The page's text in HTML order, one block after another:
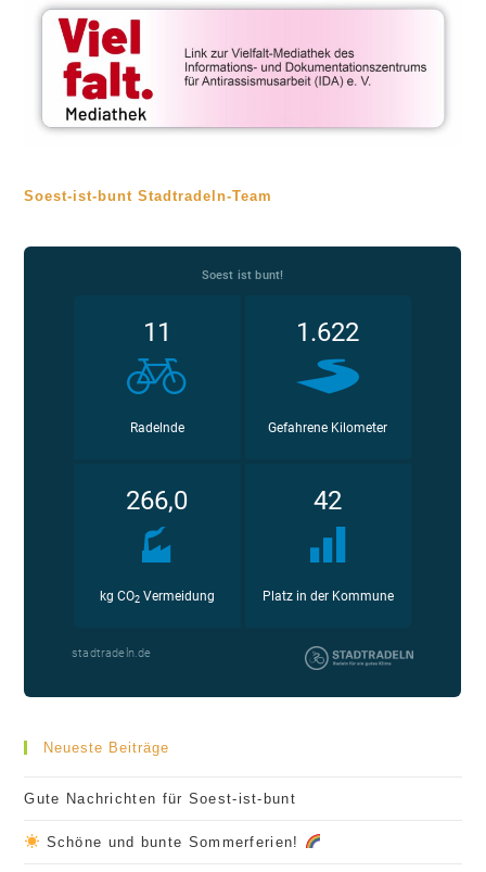
Soest-ist-bunt Stadtradeln-Team
Neueste Beiträge
Gute Nachrichten für Soest-ist-bunt
Schöne und bunte Sommerferien!